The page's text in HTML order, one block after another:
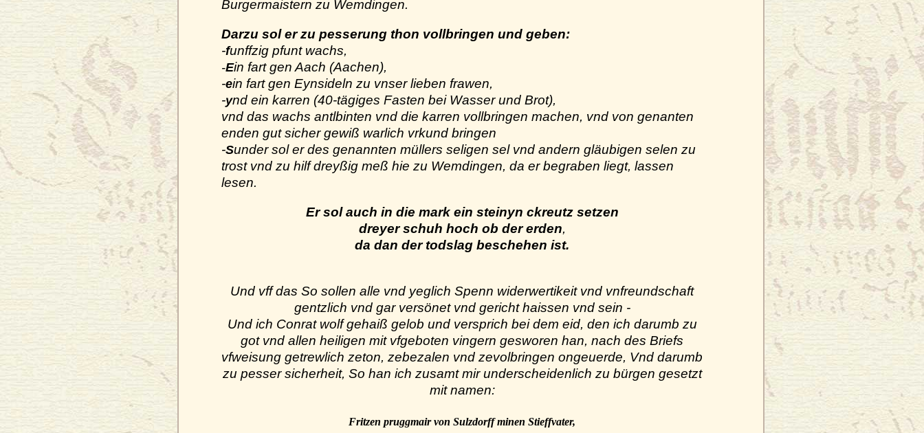
Burgermaistern zu Wemdingen.
Darzu sol er zu pesserung thon vollbringen und geben:
-funffzig pfunt wachs,
-Ein fart gen Aach (Aachen),
-ein fart gen Eynsideln zu vnser lieben frawen,
-ynd ein karren (40-tägiges Fasten bei Wasser und Brot),
vnd das wachs antlbinten vnd die karren vollbringen machen, vnd von genanten
enden gut sicher gewiß warlich vrkund bringen
-Sunder sol er des genannten müllers seligen sel vnd andern gläubigen selen zu
trost vnd zu hilf dreyßig meß hie zu Wemdingen, da er begraben liegt, lassen
lesen.
Er sol auch in die mark ein steinyn ckreutz setzen
dreyer schuh hoch ob der erden,
da dan der todslag beschehen ist.
Und vff das So sollen alle vnd yeglich Spenn widerwertikeit vnd vnfreundschaft
gentzlich vnd gar versönet vnd gericht haissen vnd sein -
Und ich Conrat wolf gehaiß gelob und versprich bei dem eid, den ich darumb zu
got vnd allen heiligen mit vfgeboten vingern gesworen han, nach des Briefs
vfweisung getrewlich zeton, zebezalen vnd zevolbringen ongeuerde, Vnd darumb
zu pesser sicherheit, So han ich zusamt mir underscheidenlich zu bürgen gesetzt
mit namen:
Fritzen pruggmair von Sulzdorff minen Stieffvater,